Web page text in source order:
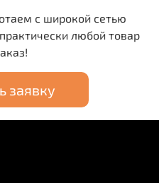
с широкой сетью
любой товар
заявку